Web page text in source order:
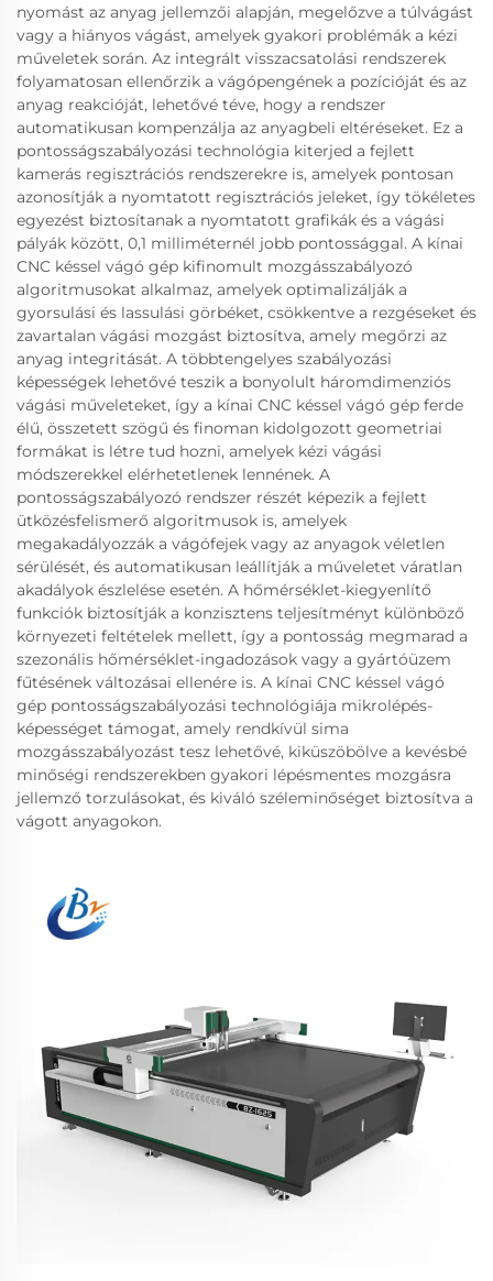
nyomást az anyag jellemzői alapján, megelőzve a túlvágást
vagy a hiányos vágást, amelyek gyakori problémák a kézi
műveletek során. Az integrált visszacsatolási rendszerek
folyamatosan ellenőrzik a vágópengének a pozícióját és az
anyag reakcióját, lehetővé téve, hogy a rendszer
automatikusan kompenzálja az anyagbeli eltéréseket. Ez a
pontosságszabályozási technológia kiterjed a fejlett
kamerás regisztrációs rendszerekre is, amelyek pontosan
azonosítják a nyomtatott regisztrációs jeleket, így tökéletes
egyezést biztosítanak a nyomtatott grafikák és a vágási
pályák között, 0,1 milliméternél jobb pontossággal. A kínai
CNC késsel vágó gép kifinomult mozgásszabályozó
algoritmusokat alkalmaz, amelyek optimalizálják a
gyorsulási és lassulási görbéket, csökkentve a rezgéseket és
zavartalan vágási mozgást biztosítva, amely megőrzi az
anyag integritását. A többtengelyes szabályozási
képességek lehetővé teszik a bonyolult háromdimenziós
vágási műveleteket, így a kínai CNC késsel vágó gép ferde
élű, összetett szögű és finoman kidolgozott geometriai
formákat is létre tud hozni, amelyek kézi vágási
módszerekkel elérhetetlenek lennének. A
pontosságszabályozó rendszer részét képezik a fejlett
ütközésfelismerő algoritmusok is, amelyek
megakadályozzák a vágófejek vagy az anyagok véletlen
sérülését, és automatikusan leállítják a műveletet váratlan
akadályok észlelése esetén. A hőmérséklet-kiegyenlítő
funkciók biztosítják a konzisztens teljesítményt különböző
környezeti feltételek mellett, így a pontosság megmarad a
szezonális hőmérséklet-ingadozások vagy a gyártóüzem
fűtésének változásai ellenére is. A kínai CNC késsel vágó
gép pontosságszabályozási technológiája mikrolépés-
képességet támogat, amely rendkívül sima
mozgásszabályozást tesz lehetővé, kiküszöbölve a kevésbé
minőségi rendszerekben gyakori lépésmentes mozgásra
jellemző torzulásokat, és kiváló széleminőséget biztosítva a
vágott anyagokon.